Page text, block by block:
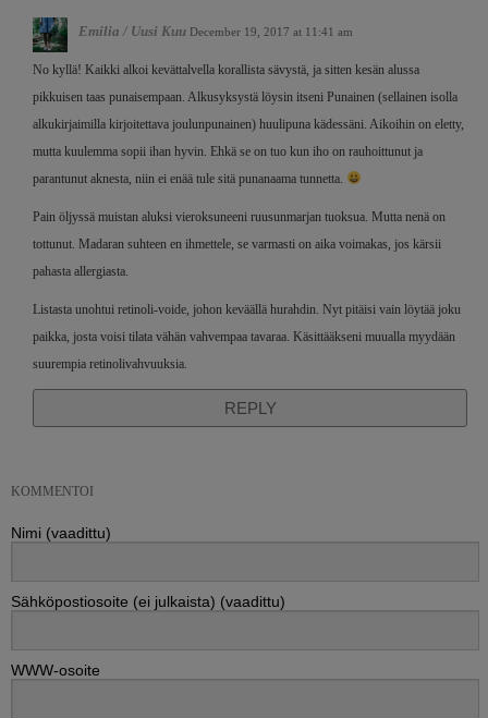
Emilia / Uusi Kuu December 19, 2017 at 11:41 am
No kyllä! Kaikki alkoi kevättalvella korallista sävystä, ja sitten kesän alussa
pikkuisen taas punaisempaan. Alkusyksystä löysin itseni Punainen (sellainen isolla
alkukirjaimilla kirjoitettava joulunpunainen) huulipuna kädessäni. Aikoihin on eletty,
mutta kuulemma sopii ihan hyvin. Ehkä se on tuo kun iho on rauhoittunut ja
parantunut aknesta, niin ei enää tule sitä punanaama tunnetta.
Pain öljyssä muistan aluksi vieroksuneeni ruusunmarjan tuoksua. Mutta nenä on
tottunut. Madaran suhteen en ihmettele, se varmasti on aika voimakas, jos kärsii
pahasta allergiasta.
Listasta unohtui retinoli-voide, johon keväällä hurahdin. Nyt pitäisi vain löytää joku
paikka, josta voisi tilata vähän vahvempaa tavaraa. Käsittääkseni muualla myydään
suurempia retinolivahvuuksia.
REPLY
KOMMENTOI
Nimi (vaadittu)
Sähköpostiosoite (ei julkaista) (vaadittu)
WWW-osoite